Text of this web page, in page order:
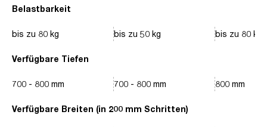
Belastbarkeit
Verfügbare Tiefen
Verfügbare Breiten (in 200 mm Schritten)
bis zu 80 kg
700 - 800 mm
bis zu 50 kg
700 - 800 mm
bis zu 80 kg
800 mm